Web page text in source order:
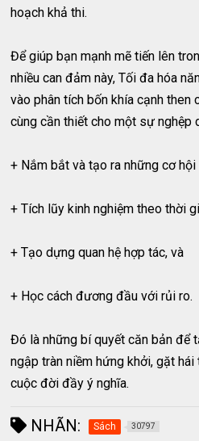
hoạch khả thi.
Để giúp bạn mạnh mẽ tiến lên
nhiều can đảm này, Tối đa hóa
vào phân tích bốn khía cạnh then
cùng cần thiết cho một sự nghệp
+ Nắm bắt và tạo ra những cơ hội
+ Tích lũy kinh nghiệm theo thời
+ Tạo dựng quan hệ hợp tác, và
+ Học cách đương đầu với rủi ro.
Đó là những bí quyết căn bản để
ngập tràn niềm hứng khởi, gặt
cuộc đời đầy ý nghĩa.
NHÃN: Sách 30797